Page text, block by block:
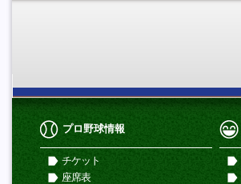
プロ野球情報
チケット
座席表